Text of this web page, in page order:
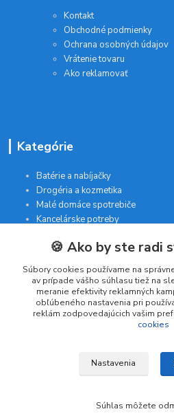
Kontakt
Obchodné podmienky
Ochrana osobných údajov
Vrátenie tovaru
Ako reklamovať
Kategórie
Batérie a nabíjačky
Drogéria a kozmetika
Malé domáce spotrebiče
Kancelárske potreby
Kontakt
INTERGAM s.r.o
Jelšová 5
🍪 Ako by ste radi
Súbory cookies používame na
av prípade vášho súhlasu tiež na
meranie efektivity reklamných
obľúbeného nastavenia pri
reklám zodpovedajúcich vašim
cookies
Nastavenia
Súhlas môžete